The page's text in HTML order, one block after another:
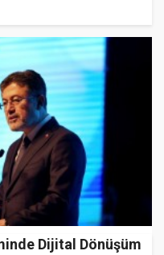
Dijital Dönüşüm